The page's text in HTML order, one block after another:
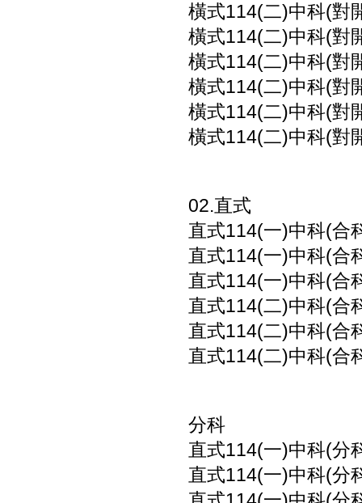
橫式114(二)中科(對
橫式114(二)中科(對
橫式114(二)中科(對
橫式114(二)中科(對
橫式114(二)中科(對
橫式114(二)中科(對
02.直式
直式114(一)中科(合
直式114(一)中科(合
直式114(一)中科(合
直式114(二)中科(合
直式114(二)中科(合
直式114(二)中科(合
分科
直式114(一)中科(分
直式114(一)中科(分